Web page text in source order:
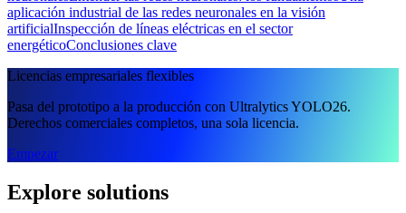
aplicación industrial de las redes neuronales en la visión
artificialInspección de líneas eléctricas en el sector
energéticoConclusiones clave
Licencias empresariales flexibles
Pasa del prototipo a la producción con Ultralytics YOLO26.
Derechos comerciales completos, una sola licencia.
Empezar
Explore solutions